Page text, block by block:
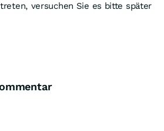
versuchen Sie es bitte später